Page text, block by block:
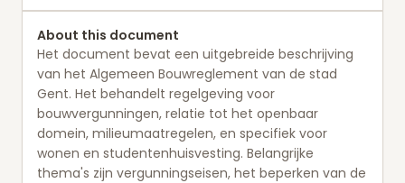
About this document
Het document bevat een uitgebreide beschrijving
van het Algemeen Bouwreglement van de stad
Gent. Het behandelt regelgeving voor
bouwvergunningen, relatie tot het openbaar
domein, milieumaatregelen, en specifiek voor
wonen en studentenhuisvesting. Belangrijke
thema's zijn vergunningseisen, het beperken van de